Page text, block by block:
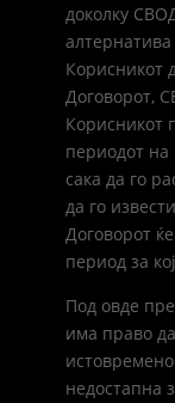
доколку
Корисникот
Договорот,
Корисникот
периодот
сака да го
да го
Договорот
период за
Под овде
има право
недостапна